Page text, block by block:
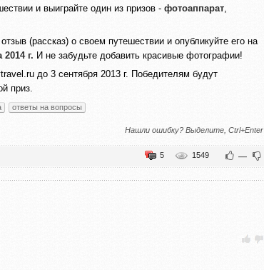
и выиграйте один из призов - фотоаппарат
(рассказ) о своем путешествии и опубликуйте его на
г. И не забудьте добавить красивые фотографии!
до 3 сентября 2013 г. Победителям будут
приз.
ответы на вопросы
Нашли ошибку? Выделите, Ctrl+Enter
—
1549
5